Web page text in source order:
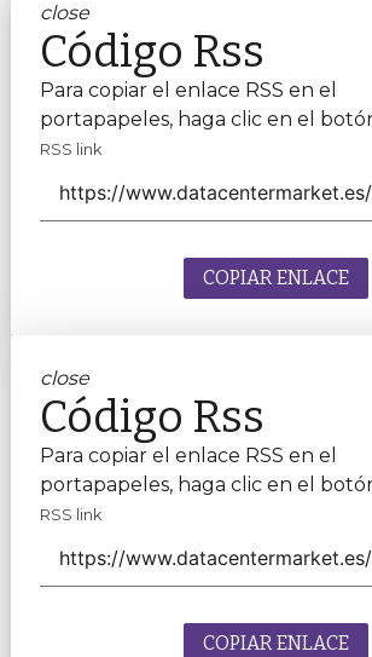
close
Código Rss
Para copiar el enlace RSS en el
portapapeles, haga clic en el
RSS link
COPIAR ENLACE
close
Código Rss
Para copiar el enlace RSS en el
portapapeles, haga clic en el
RSS link
COPIAR ENLACE